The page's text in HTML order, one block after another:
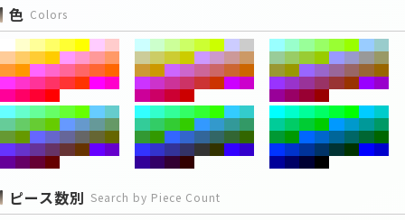
色 Colors
ピース数別 Search by Piece Count